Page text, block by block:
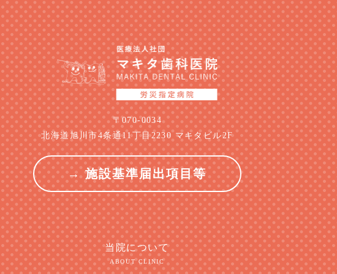
〒070-0034
北海道旭川市4条通11丁目2230 マキタビル2F
→ 施設基準届出項目等
当院について
ABOUT CLINIC